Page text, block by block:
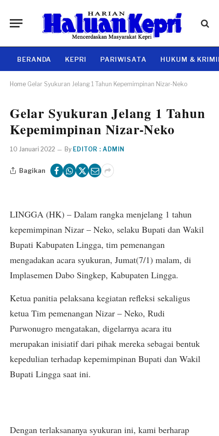
BERANDA KEPRI PARIWISATA HUKUM &
Home Gelar Syukuran Jelang 1 Tahun Kepemimpinan Nizar-Neko
Gelar Syukuran Jelang 1 Tahun
Kepemimpinan Nizar-Neko
10 Januari 2022 By EDITOR : ADMIN
Bagikan
LINGGA (HK) – Dalam rangka menjelang 1 tahun
kepemimpinan Nizar – Neko, selaku Bupati dan Wakil
Bupati Kabupaten Lingga, tim pemenangan
mengadakan acara syukuran, Jumat(7/1) malam, di
Implasemen Dabo Singkep, Kabupaten Lingga.
Ketua panitia pelaksana kegiatan refleksi sekaligus
ketua Tim pemenangan Nizar – Neko, Rudi
Purwonugro mengatakan, digelarnya acara itu
merupakan inisiatif dari pihak mereka sebagai bentuk
kepedulian terhadap kepemimpinan Bupati dan Wakil
Bupati Lingga saat ini.
Dengan terlaksananya syukuran ini, kami berharap